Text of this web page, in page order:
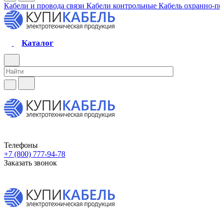
Кабели и провода связи Кабели контрольные Кабель охранно-
Каталог
Телефоны
+7 (800) 777-94-78
Заказать звонок